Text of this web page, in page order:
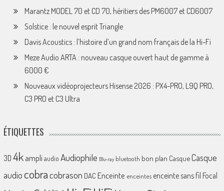
Marantz MODEL 70 et CD 70, héritiers des PM6007 et CD6007
Solstice : le nouvel esprit Triangle
Davis Acoustics : l’histoire d’un grand nom français de la Hi-Fi
Meze Audio ARTA : nouveau casque ouvert haut de gamme à
6000 €
Nouveaux vidéoprojecteurs Hisense 2026 : PX4-PRO, L9Q PRO,
C3 PRO et C3 Ultra
ÉTIQUETTES
3D 4k ampliaudio Audiophile Blu-ray bluetooth bon plan CasqueCasque
audio cobracobrason DAC Enceinte enceintes enceinte sans fil Focal